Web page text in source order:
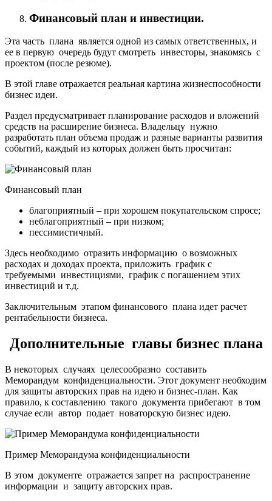
Финансовый план и инвестиции.
Эта часть плана является одной из самых ответственных, и
ее в первую очередь будут смотреть инвесторы, знакомясь с
проектом (после резюме).
В этой главе отражается реальная картина жизнеспособности
бизнес идеи.
Раздел предусматривает планирование расходов и вложений
средств на расширение бизнеса. Владельцу нужно
разработать план объема продаж и разные варианты развития
событий, каждый из которых должен быть просчитан:
Финансовый план
благоприятный – при хорошем покупательском спросе;
неблагоприятный – при низком;
пессимистичный.
Здесь необходимо отразить информацию о возможных
расходах и доходах проекта, приложить график с
требуемыми инвестициями, график с погашением этих
инвестиций и т.д.
Заключительным этапом финансового плана идет расчет
рентабельности бизнеса.
Дополнительные главы бизнес плана
В некоторых случаях целесообразно составить
Меморандум конфиденциальности. Этот документ необходим
для защиты авторских прав на идею и бизнес-план. Как
правило, к составлению такого документа прибегают в том
случае если автор подает новаторскую бизнес идею.
Пример Меморандума конфиденциальности
В этом документе отражается запрет на распространение
информации и защиту авторских прав.